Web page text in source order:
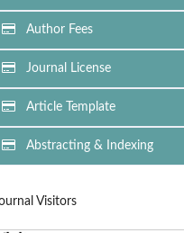
Author Fees
Journal License
Article Template
Abstracting & Indexing
Visitors